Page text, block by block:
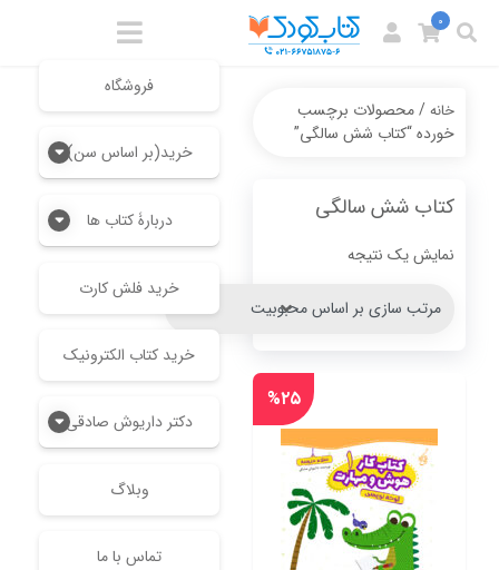
فروشگاه
خرید(بر اساس سن)
دربارۀ کتاب ها
خرید فلش کارت
خرید کتاب الکترونیک
دکتر داریوش صادقی
وبلاگ
تماس با ما
0
خانه/ محصولات برچسب
خورده “کتاب شش سالگی”
کتاب شش سالگی
نمایش یک نتیجه
%۲۵